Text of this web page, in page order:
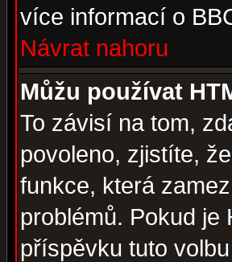
více informací o
Návrat nahoru
Můžu používat
To závisí na tom,
povoleno, zjistíte,
funkce, která
problémů. Pokud je
příspěvku tuto